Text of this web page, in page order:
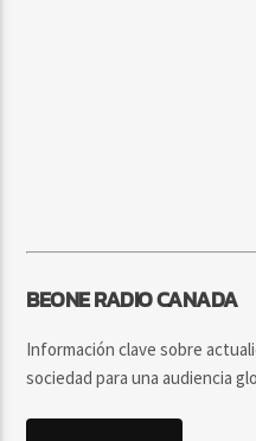
BEONE RADIO CANADA
Información clave sobre
sociedad para una audiencia